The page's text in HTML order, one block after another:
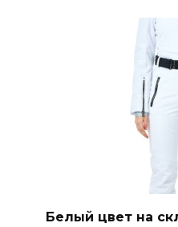
Белый цвет на